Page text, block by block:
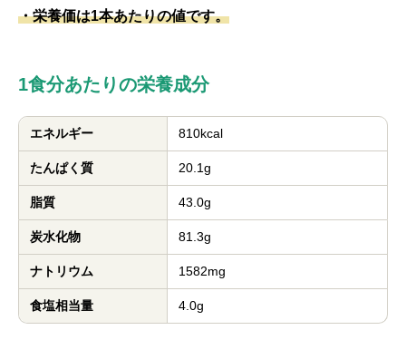
・栄養価は1本あたりの値です。
1食分あたりの栄養成分
エネルギー 810kcal
たんぱく質 20.1g
脂質 43.0g
炭水化物 81.3g
ナトリウム 1582mg
食塩相当量 4.0g